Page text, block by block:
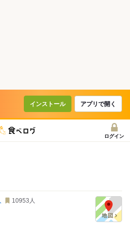
インストール アプリで開く
ログイン
10953 人